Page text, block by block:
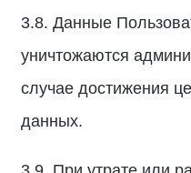
3.8. Данные
уничтожаются
случае достижения
данных.